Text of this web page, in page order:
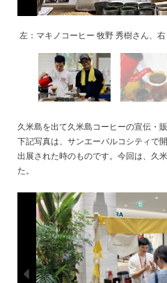
左：マキノコーヒー 牧野 秀樹さん、
久米島を出て久米島コーヒーの宣伝・
下記写真は、サンエーパルコシティで
出展された時のものです。今回は、久
た。